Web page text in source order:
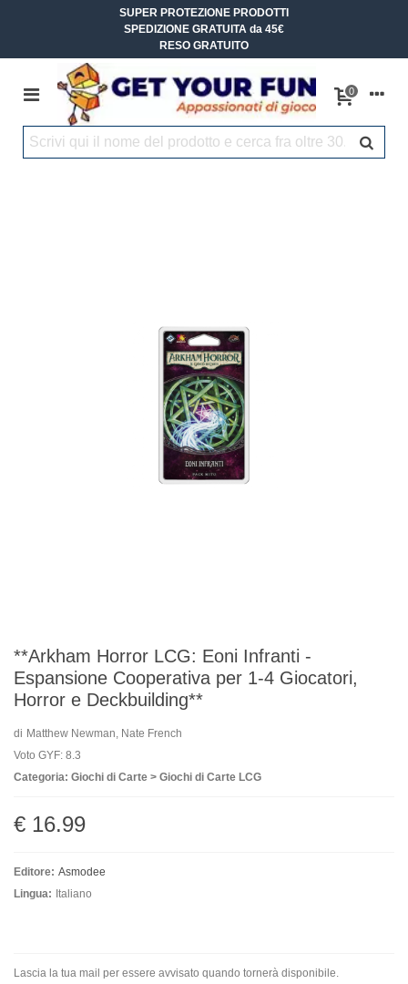
SUPER PROTEZIONE PRODOTTI
SPEDIZIONE GRATUITA da 45€
RESO GRATUITO
0
**Arkham Horror LCG: Eoni Infranti -
Espansione Cooperativa per 1-4 Giocatori,
Horror e Deckbuilding**
di Matthew Newman, Nate French
Voto GYF: 8.3
Categoria: Giochi di Carte > Giochi di Carte LCG
€ 16.99
Editore: Asmodee
Lingua: Italiano
Lascia la tua mail per essere avvisato quando tornerà disponibile.